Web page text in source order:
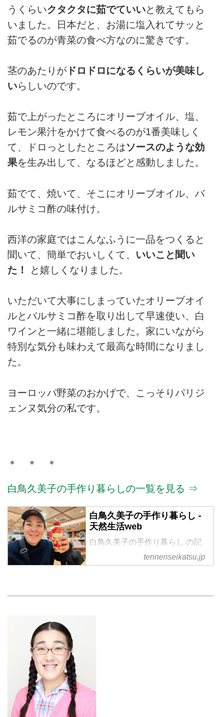
うくらいクタクタに茹でていいと教えてもら
いました。日本だと、お湯に塩入れてサッと
茹でるのが青菜の食べ方なのに驚きです。
茎のあたりが ドロドロになるくらいが美味し
いらしいのです。
茹で上がったところにオリーブオイル、塩、
レモン果汁をかけて食べるのが1番美味しく
て、ドロっとしたところはソースのような効
果を生み出して、なるほどと感動しました。
茹でて、焼いて、そこにオリーブオイル、バ
ルサミコ酢の味付け。
西洋の家庭ではこんなふうに一品をつくると
聞いて、簡単でおいしくて、 いいこと聞い
た！
と嬉しくなりました。
いただいて大事にしまっていたオリーブオイ
ルとバルサミコ酢を取り出して早速使い、白
ワインと一緒に堪能しました。家にいながら
特別な気分も味わえて最高な時間になりまし
た。
ヨーロッパ野菜のおかげで、こっそりパリジ
ェンヌ気分の私です。
＊ ＊ ＊
白鳥久美子の手作り暮らしの一覧を見る ⇒
白鳥久美子の手作り暮らし -
天然生活web
白鳥久美子の手作り暮らし の記
tennenseikatsu.jp